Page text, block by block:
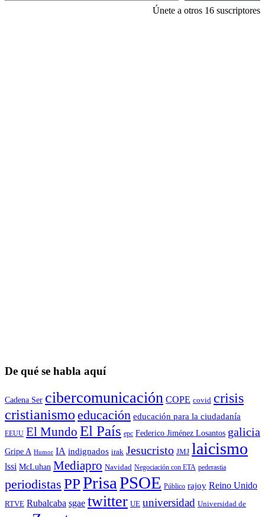
Únete a otros 16 suscriptores
De qué se habla aquí
Cadena Ser cibercomunicación COPE covid crisis
cristianismo educación educación para la ciudadaní­a
EEUU El Mundo El País epc Federico Jiménez Losantos galicia
Gripe A Humor IA indignados irak Jesucristo JMJ laicismo
lssi McLuhan Mediapro Navidad Negociación con ETA pederastia
periodistas PPPrisaPSOE Público rajoy Reino Unido
RTVE Rubalcaba sgae twitter UE universidad Universidad de